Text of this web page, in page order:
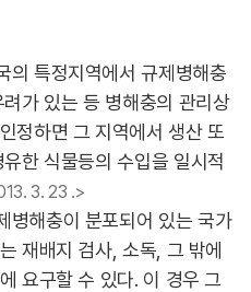
특정지역에서 규제병해충
가 있는 등 병해충의 관리상
정하면 그 지역에서 생산 또
한 식물등의 수입을 일시적
3. 23 .>
해충이 분포되어 있는 국가
재배지 검사, 소독, 그 밖에
요구할 수 있다. 이 경우 그